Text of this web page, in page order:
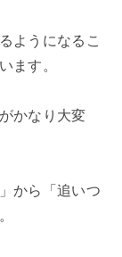
ようになるこ
ます。
かなり大変
から「追いつ